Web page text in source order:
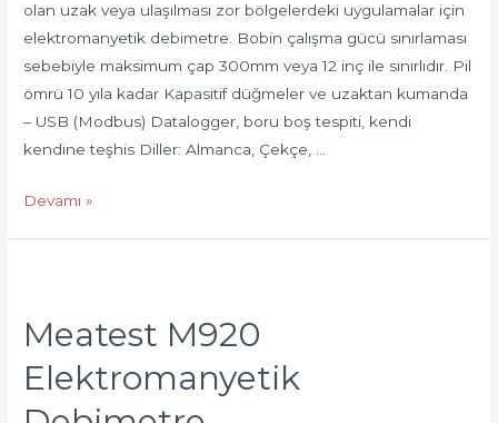
olan uzak veya ulaşılması zor bölgelerdeki uygulamalar için
elektromanyetik debimetre. Bobin çalışma gücü sınırlaması
sebebiyle maksimum çap 300mm veya 12 inç ile sınırlıdır. Pil
ömrü 10 yıla kadar Kapasitif düğmeler ve uzaktan kumanda
– USB (Modbus) Datalogger, boru boş tespiti, kendi
kendine teşhis Diller: Almanca, Çekçe, …
Devamı »
Meatest M920
Elektromanyetik